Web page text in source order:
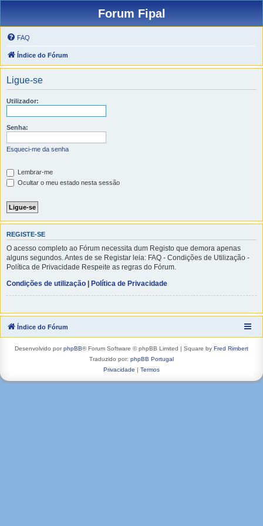
Forum Fipal
FAQ
Índice do Fórum
Ligue-se
Utilizador:
Senha:
Esqueci-me da senha
Lembrar-me
Ocultar o meu estado nesta sessão
REGISTE-SE
O acesso completo ao Fórum necessita dum Registo que demora apenas
alguns segundos. Antes de se Registar leia: FAQ - Condições de Utilização -
Política de Privacidade Respeite as regras do Fórum.
Condições de utilização | Política de Privacidade
Índice do Fórum
Desenvolvido porphpBB® Forum Software © phpBB Limited | Square by Fred Rimbert
Traduzido por: phpBB Portugal
Privacidade | Termos